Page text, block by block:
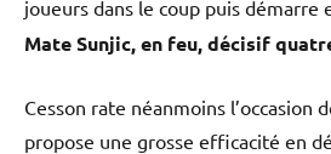
joueurs dans le coup puis démarre
Mate Sunjic, en feu, décisif
Cesson rate néanmoins l’occasion
propose une grosse efficacité en